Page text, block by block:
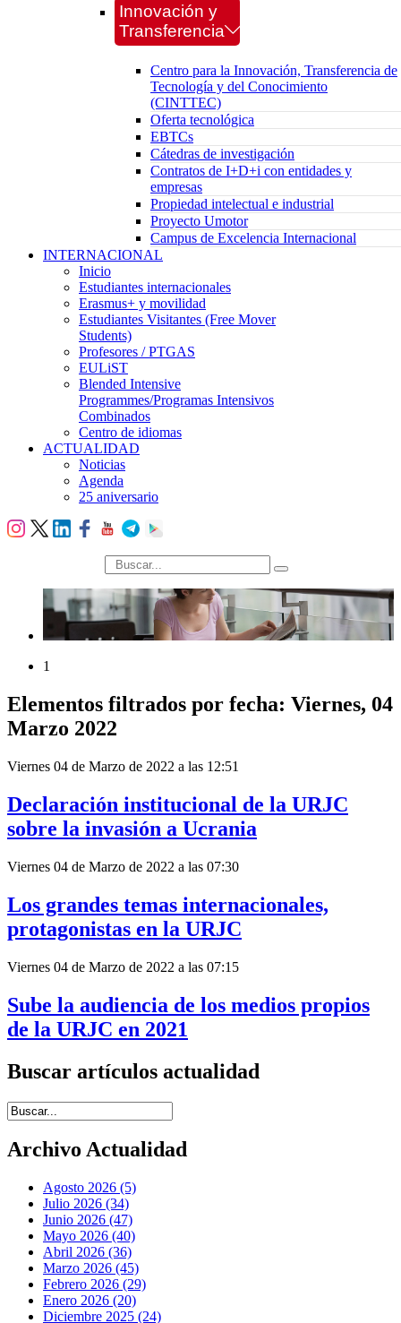
Innovación y
Transferencia
Centro para la Innovación, Transferencia de
Tecnología y del Conocimiento
(CINTTEC)
Oferta tecnológica
EBTCs
Cátedras de investigación
Contratos de I+D+i con entidades y
empresas
Propiedad intelectual e industrial
Proyecto Umotor
Campus de Excelencia Internacional
INTERNACIONAL
Inicio
Estudiantes internacionales
Erasmus+ y movilidad
Estudiantes Visitantes (Free Mover
Students)
Profesores / PTGAS
EULiST
Blended Intensive
Programmes/Programas Intensivos
Combinados
Centro de idiomas
ACTUALIDAD
Noticias
Agenda
25 aniversario
búsqueda
1
Elementos filtrados por fecha: Viernes, 04
Marzo 2022
Viernes 04 de Marzo de 2022 a las 12:51
Declaración institucional de la URJC
sobre la invasión a Ucrania
Viernes 04 de Marzo de 2022 a las 07:30
Los grandes temas internacionales,
protagonistas en la URJC
Viernes 04 de Marzo de 2022 a las 07:15
Sube la audiencia de los medios propios
de la URJC en 2021
Buscar artículos actualidad
Introduce términos de búsqueda
Archivo Actualidad
Agosto 2026 (5)
Julio 2026 (34)
Junio 2026 (47)
Mayo 2026 (40)
Abril 2026 (36)
Marzo 2026 (45)
Febrero 2026 (29)
Enero 2026 (20)
Diciembre 2025 (24)